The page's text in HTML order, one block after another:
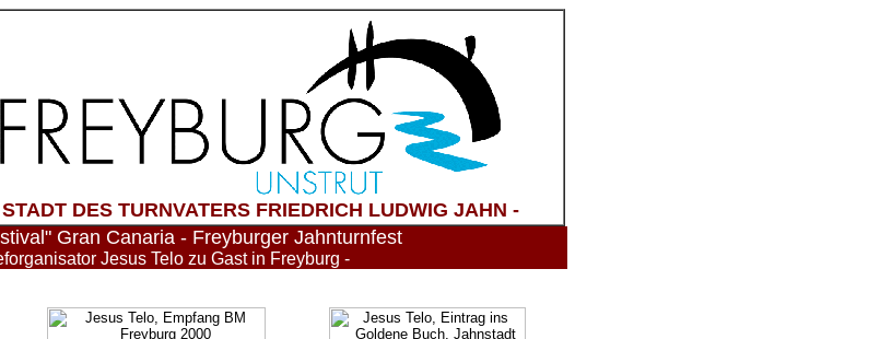
DES TURNVATERS FRIEDRICH LUDWIG JAHN -
Gran Canaria - Freyburger Jahnturnfest
Jesus Telo zu Gast in Freyburg -